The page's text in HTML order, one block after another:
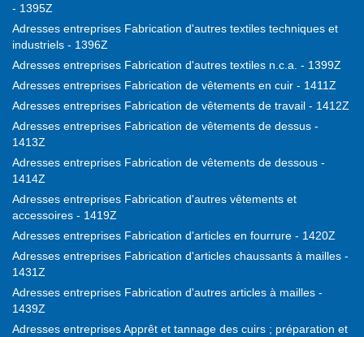
- 1395Z
Adresses entreprises Fabrication d'autres textiles techniques et
industriels - 1396Z
Adresses entreprises Fabrication d'autres textiles n.c.a. - 1399Z
Adresses entreprises Fabrication de vêtements en cuir - 1411Z
Adresses entreprises Fabrication de vêtements de travail - 1412Z
Adresses entreprises Fabrication de vêtements de dessus -
1413Z
Adresses entreprises Fabrication de vêtements de dessous -
1414Z
Adresses entreprises Fabrication d'autres vêtements et
accessoires - 1419Z
Adresses entreprises Fabrication d'articles en fourrure - 1420Z
Adresses entreprises Fabrication d'articles chaussants à mailles -
1431Z
Adresses entreprises Fabrication d'autres articles à mailles -
1439Z
Adresses entreprises Apprêt et tannage des cuirs ; préparation et